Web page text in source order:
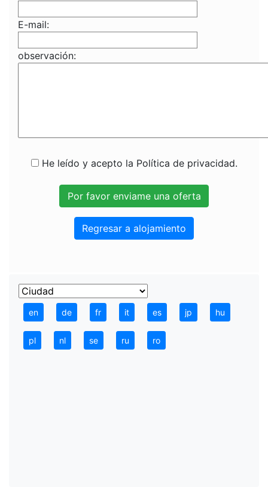
E-mail:
observación:
He leído y acepto la Política de privacidad.
Regresar a alojamiento
en de fr it es jp hu
pl nl se ru ro